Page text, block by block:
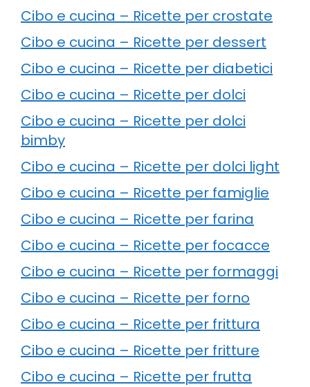
Cibo e cucina – Ricette per crostate
Cibo e cucina – Ricette per dessert
Cibo e cucina – Ricette per diabetici
Cibo e cucina – Ricette per dolci
Cibo e cucina – Ricette per dolci
bimby
Cibo e cucina – Ricette per dolci light
Cibo e cucina – Ricette per famiglie
Cibo e cucina – Ricette per farina
Cibo e cucina – Ricette per focacce
Cibo e cucina – Ricette per formaggi
Cibo e cucina – Ricette per forno
Cibo e cucina – Ricette per frittura
Cibo e cucina – Ricette per fritture
Cibo e cucina – Ricette per frutta